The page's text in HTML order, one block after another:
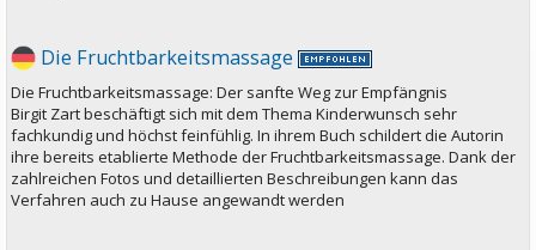
Die Fruchtbarkeitsmassage
Die Fruchtbarkeitsmassage: Der sanfte Weg zur Empfängnis
Birgit Zart beschäftigt sich mit dem Thema Kinderwunsch sehr
fachkundig und höchst feinfühlig. In ihrem Buch schildert die Autorin
ihre bereits etablierte Methode der Fruchtbarkeitsmassage. Dank der
zahlreichen Fotos und detaillierten Beschreibungen kann das
Verfahren auch zu Hause angewandt werden